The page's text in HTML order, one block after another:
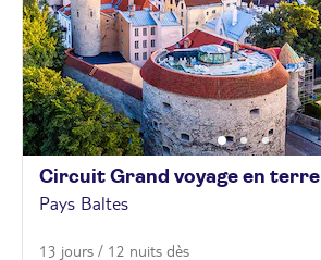
Circuit Grand voyage en terre
Pays Baltes
13 jours / 12 nuits dès